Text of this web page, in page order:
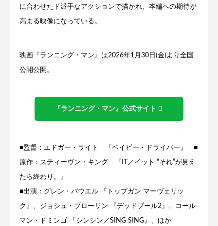
に合わせたド派手なアクションで描かれ、本編への期待が
高まる映像になっている。
映画『ランニング・マン』は2026年1月30日(金)より全国
公開公開。
『ランニング・マン』公式サイト
■監督：エドガー・ライト 『ベイビー・ドライバー』 ■
原作：スティーヴン・キング 『IT／イット “それ”が見え
たら終わり。』
■出演：グレン・パウエル 『トップガン マーヴェリッ
ク』、ジョシュ・ブローリン 『デッドプール2』、コール
マン・ドミンゴ 『シンシン／SING SING』、ほか